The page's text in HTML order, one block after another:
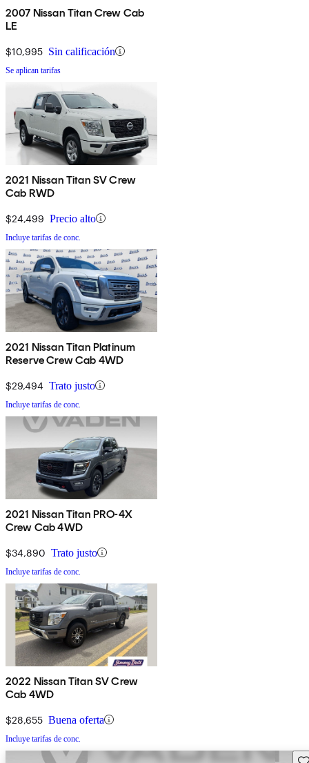
2007 Nissan Titan Crew Cab
LE
$10,995 Sin calificación
Se aplican tarifas
2021 Nissan Titan SV Crew
Cab RWD
$24,499 Precio alto
Incluye tarifas de conc.
2021 Nissan Titan Platinum
Reserve Crew Cab 4WD
$29,494 Trato justo
Incluye tarifas de conc.
2021 Nissan Titan PRO-4X
Crew Cab 4WD
$34,890 Trato justo
Incluye tarifas de conc.
2022 Nissan Titan SV Crew
Cab 4WD
$28,655 Buena oferta
Incluye tarifas de conc.